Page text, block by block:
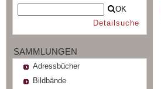
OK
Detailsuche
SAMMLUNGEN
Adressbücher
Bildbände